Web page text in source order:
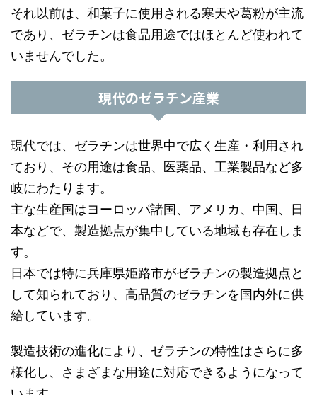
それ以前は、和菓子に使用される寒天や葛粉が主流
であり、ゼラチンは食品用途ではほとんど使われて
いませんでした。
現代のゼラチン産業
現代では、ゼラチンは世界中で広く生産・利用され
ており、その用途は食品、医薬品、工業製品など多
岐にわたります。
主な生産国はヨーロッパ諸国、アメリカ、中国、日
本などで、製造拠点が集中している地域も存在しま
す。
日本では特に兵庫県姫路市がゼラチンの製造拠点と
して知られており、高品質のゼラチンを国内外に供
給しています。
製造技術の進化により、ゼラチンの特性はさらに多
様化し、さまざまな用途に対応できるようになって